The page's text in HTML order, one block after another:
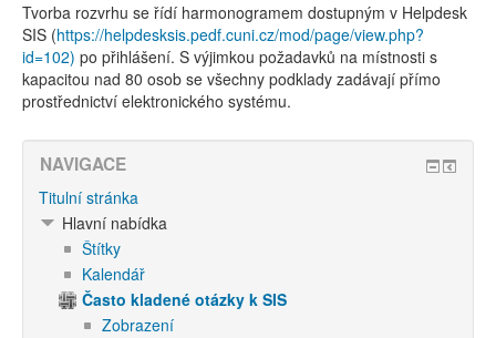
Tvorba rozvrhu se řídí harmonogramem dostupným v Helpdesk
SIS (https://helpdesksis.pedf.cuni.cz/mod/page/view.php?
id=102) po přihlášení. S výjimkou požadavků na místnosti s
kapacitou nad 80 osob se všechny podklady zadávají přímo
prostřednictví elektronického systému.
NAVIGACE
Titulní stránka
Hlavní nabídka
Štítky
Kalendář
Často kladené otázky k SIS
Zobrazení